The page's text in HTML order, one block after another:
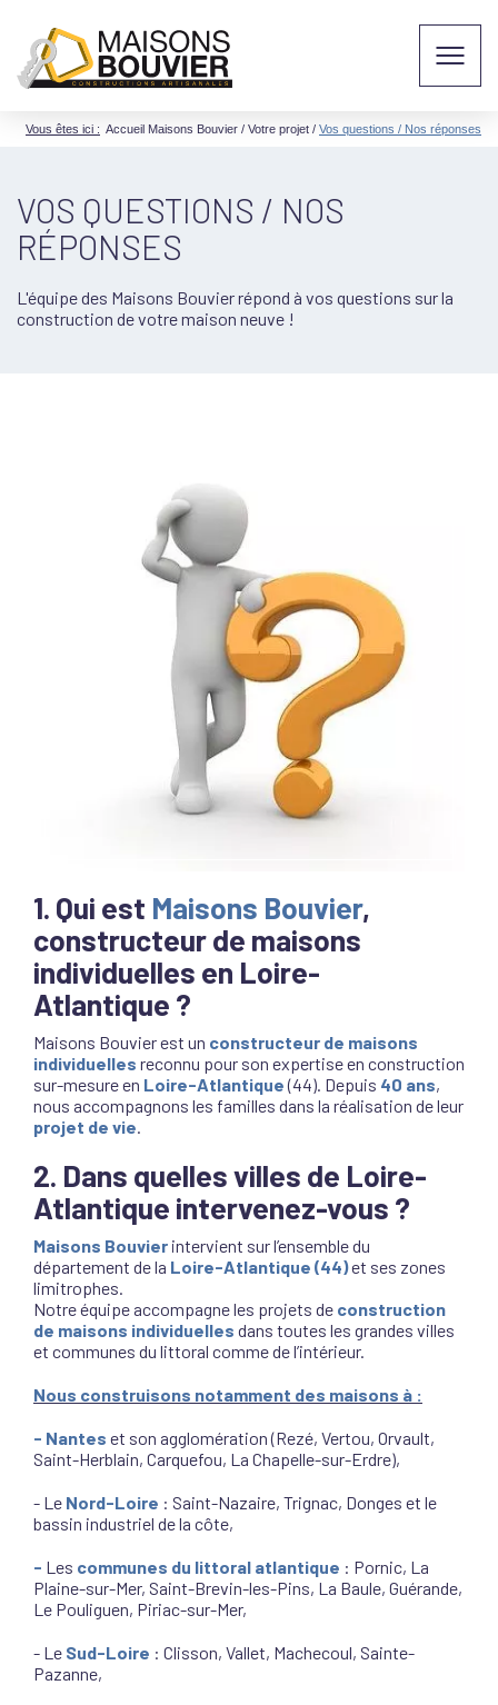
Vous êtes ici : Accueil Maisons Bouvier / Votre projet / Vos questions / Nos réponses
VOS QUESTIONS / NOS
RÉPONSES
L'équipe des Maisons Bouvier répond à vos questions sur la
construction de votre maison neuve !
1. Qui est Maisons Bouvier,
constructeur de maisons
individuelles en Loire-
Atlantique ?
Maisons Bouvier est un constructeur de maisons
individuelles reconnu pour son expertise en construction
sur-mesure en Loire-Atlantique(44). Depuis 40 ans,
nous accompagnons les familles dans la réalisation de leur
projet de vie.
2. Dans quelles villes de Loire-
Atlantique intervenez-vous ?
Maisons Bouvier intervient sur l’ensemble du
département de la Loire-Atlantique (44)et ses zones
limitrophes.
Notre équipe accompagne les projets de construction
de maisons individuelles dans toutes les grandes villes
et communes du littoral comme de l’intérieur.
Nous construisons notamment des maisons à :
- Nantes et son agglomération (Rezé, Vertou, Orvault,
Saint-Herblain, Carquefou, La Chapelle-sur-Erdre),
- Le Nord-Loire : Saint-Nazaire, Trignac, Donges et le
bassin industriel de la côte,
- Les communes du littoral atlantique : Pornic, La
Plaine-sur-Mer, Saint-Brevin-les-Pins, La Baule, Guérande,
Le Pouliguen, Piriac-sur-Mer,
- Le Sud-Loire : Clisson, Vallet, Machecoul, Sainte-
Pazanne,